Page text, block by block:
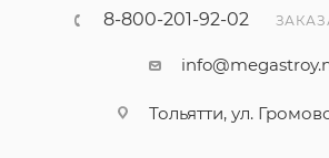
8-800-201-92-02
Тольятти, ул.